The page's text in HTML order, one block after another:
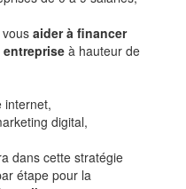
aider à financer
à hauteur de
internet,
digital,
dans cette stratégie
étape pour la